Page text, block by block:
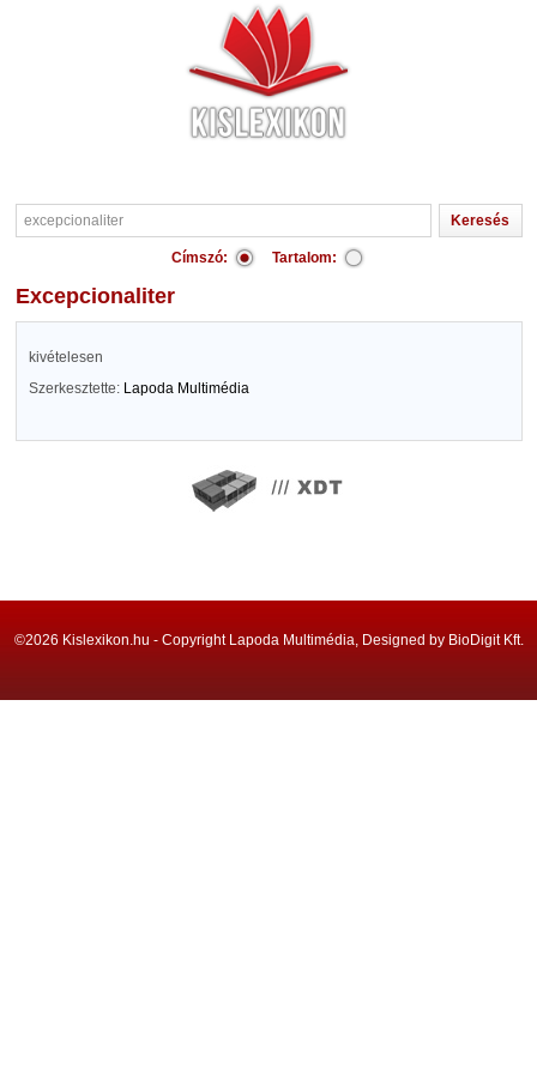
Címszó: Tartalom:
excepcionaliter
kivételesen
Szerkesztette: Lapoda Multimédia
©2026 Kislexikon.hu - Copyright Lapoda Multimédia, Designed by BioDigit Kft.